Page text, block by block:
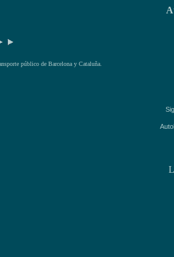
público de Barcelona y Cataluña.